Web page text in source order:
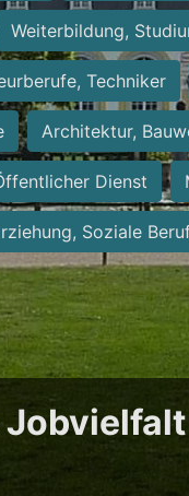
Weiterbildung,
Techniker
Architektur,
Dienst
Soziale